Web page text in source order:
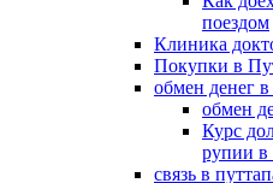
поездом
Клиника
Покупки в
обмен денег в
обмен
Курс
рупии в
связь в